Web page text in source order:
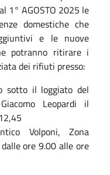
1° AGOSTO 2025 le
domestiche che
e le nuove
potranno ritirare i
dei rifiuti presso:
sotto il loggiato del
Leopardi il
Volponi, Zona
ore 9.00 alle ore